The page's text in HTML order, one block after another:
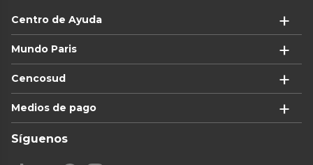
Centro de Ayuda
Mundo Paris
Cencosud
Medios de pago
Síguenos